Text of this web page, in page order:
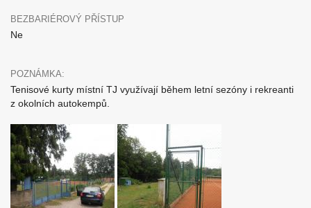
BEZBARIÉROVÝ PŘÍSTUP
Ne
POZNÁMKA:
Tenisové kurty místní TJ využívají během letní sezóny i rekreanti
z okolních autokempů.